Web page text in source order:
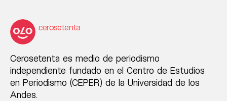
cerosetenta
Cerosetenta es medio de periodismo
independiente fundado en el Centro de Estudios
en Periodismo (CEPER) de la Universidad de los
Andes.